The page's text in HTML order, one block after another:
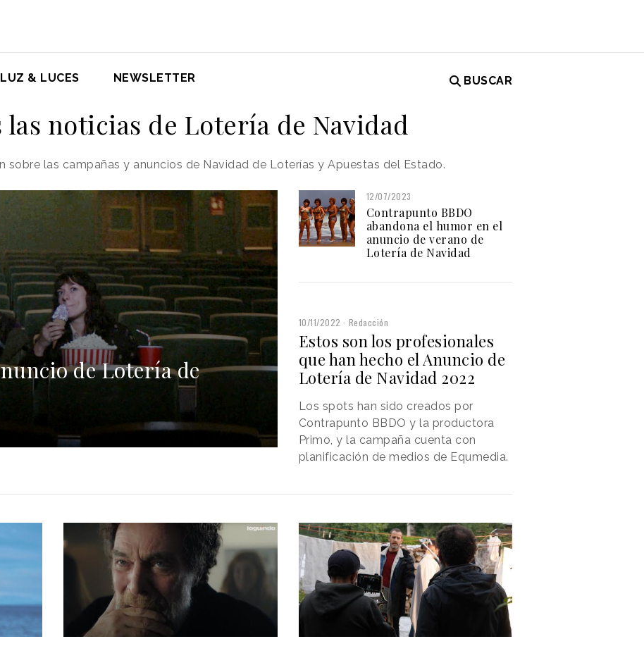
LUZ & LUCES NEWSLETTER BUSCAR
las noticias de Lotería de Navidad
sobre las campañas y anuncios de Navidad de Loterías y Apuestas del Estado.
de Lotería de
12/07/2023
Contrapunto BBDO
abandona el humor en el
anuncio de verano de
Lotería de Navidad
10/11/2022 Redacción
Estos son los profesionales
que han hecho el Anuncio de
Lotería de Navidad 2022
Los spots han sido creados por
Contrapunto BBDO y la productora
Primo, y la campaña cuenta con
planificación de medios de Equmedia.